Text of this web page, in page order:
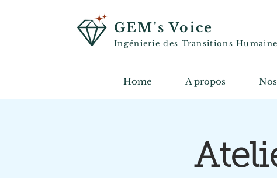
GEM's Voice
Ingénierie des Transitions
Home A propos